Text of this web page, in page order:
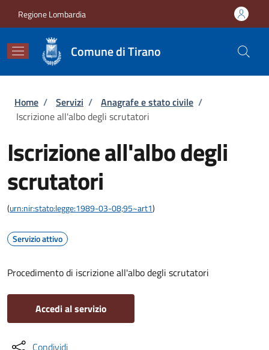
Regione Lombardia
Comune di Tirano
Briciole di pane
Home / Servizi / Anagrafe e stato civile /
Iscrizione all'albo degli scrutatori
Iscrizione all'albo degli
scrutatori
(urn:nir:stato:legge:1989-03-08;95~art1)
Servizio attivo
Procedimento di iscrizione all'albo degli scrutatori
Accedi al servizio
Condividi